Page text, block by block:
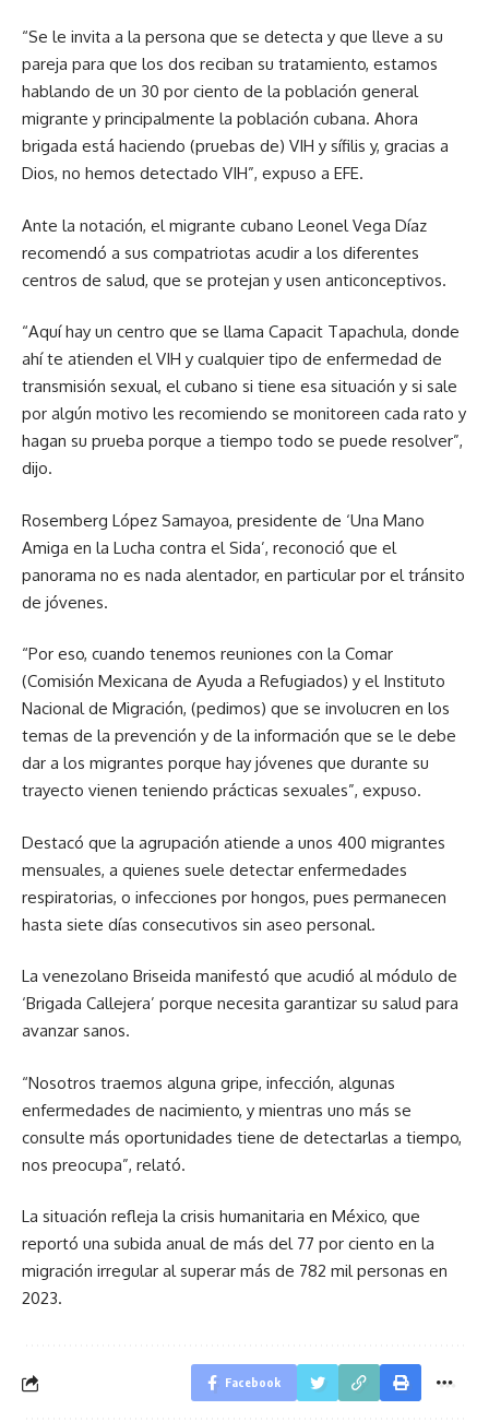
“Se le invita a la persona que se detecta y que lleve a su
pareja para que los dos reciban su tratamiento, estamos
hablando de un 30 por ciento de la población general
migrante y principalmente la población cubana. Ahora
brigada está haciendo (pruebas de) VIH y sífilis y, gracias a
Dios, no hemos detectado VIH”, expuso a EFE.
Ante la notación, el migrante cubano Leonel Vega Díaz
recomendó a sus compatriotas acudir a los diferentes
centros de salud, que se protejan y usen anticonceptivos.
“Aquí hay un centro que se llama Capacit Tapachula, donde
ahí te atienden el VIH y cualquier tipo de enfermedad de
transmisión sexual, el cubano si tiene esa situación y si sale
por algún motivo les recomiendo se monitoreen cada rato y
hagan su prueba porque a tiempo todo se puede resolver”,
dijo.
Rosemberg López Samayoa, presidente de ‘Una Mano
Amiga en la Lucha contra el Sida’, reconoció que el
panorama no es nada alentador, en particular por el tránsito
de jóvenes.
“Por eso, cuando tenemos reuniones con la Comar
(Comisión Mexicana de Ayuda a Refugiados) y el Instituto
Nacional de Migración, (pedimos) que se involucren en los
temas de la prevención y de la información que se le debe
dar a los migrantes porque hay jóvenes que durante su
trayecto vienen teniendo prácticas sexuales”, expuso.
Destacó que la agrupación atiende a unos 400 migrantes
mensuales, a quienes suele detectar enfermedades
respiratorias, o infecciones por hongos, pues permanecen
hasta siete días consecutivos sin aseo personal.
La venezolano Briseida manifestó que acudió al módulo de
‘Brigada Callejera’ porque necesita garantizar su salud para
avanzar sanos.
“Nosotros traemos alguna gripe, infección, algunas
enfermedades de nacimiento, y mientras uno más se
consulte más oportunidades tiene de detectarlas a tiempo,
nos preocupa”, relató.
La situación refleja la crisis humanitaria en México, que
reportó una subida anual de más del 77 por ciento en la
migración irregular al superar más de 782 mil personas en
2023.
Facebook